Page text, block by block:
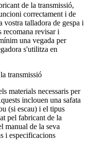
de la transmissió,
correctament i de
talladora de gespa i
recomana revisar i
una vegada per
s'utilitza en
transmissió
materials necessaris per
inclouen una safata
(si escau) i el tipus
pel fabricant de la
manual de la seva
i especificacions